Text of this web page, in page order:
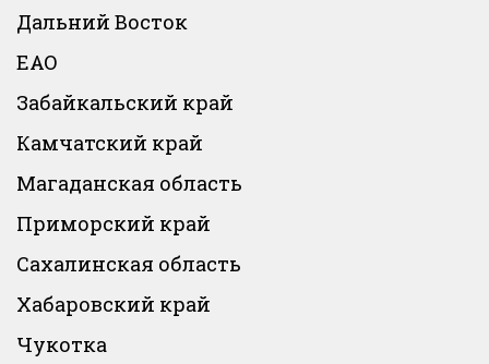
Дальний Восток
ЕАО
Забайкальский край
Камчатский край
Магаданская область
Приморский край
Сахалинская область
Хабаровский край
Чукотка